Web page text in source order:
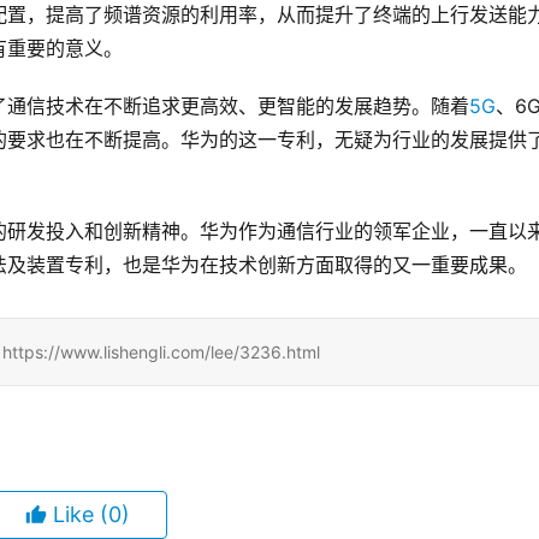
，提高了频谱资源的利用率，从而提升了终端的上行发送能
要的意义。
信技术在不断追求更高效、更智能的发展趋势。随着5G、
求也在不断提高。华为的这一专利，无疑为行业的发展提供
发投入和创新精神。华为作为通信行业的领军企业，一直以
装置专利，也是华为在技术创新方面取得的又一重要成果。
https://www.lishengli.com/lee/3236.html
Like (0)